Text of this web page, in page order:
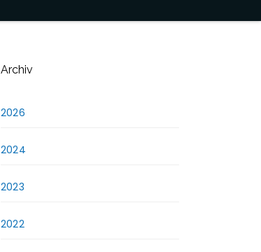
Archiv
2026
2024
2023
2022